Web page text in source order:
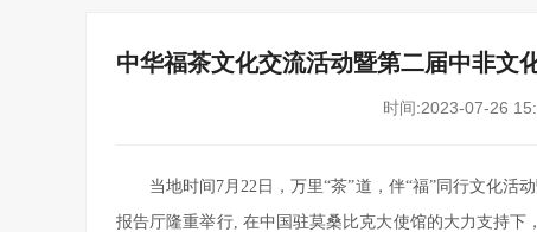
中华福茶文化交流活动暨第二届中非文
时间:2023-07-26
当地时间7月22日，万里“茶”道，伴“福”同行文化
报告厅隆重举行, 在中国驻莫桑比克大使馆的大力支持